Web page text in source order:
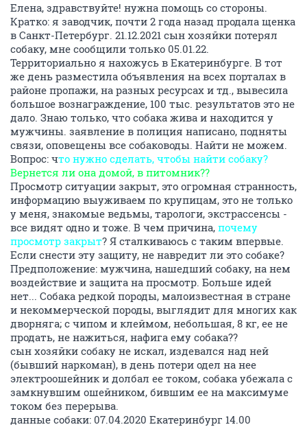
Елена, здравствуйте! нужна помощь со стороны.
Кратко: я заводчик, почти 2 года назад продала щенка
в Санкт-Петербург. 21.12.2021 сын хозяйки потерял
собаку, мне сообщили только 05.01.22.
Территориально я нахожусь в Екатеринбурге. В тот
же день разместила объявления на всех порталах в
районе пропажи, на разных ресурсах и тд., вывесила
большое вознаграждение, 100 тыс. результатов это не
дало. Знаю только, что собака жива и находится у
мужчины. заявление в полиция написано, подняты
связи, оповещены все собаководы. Найти не можем.
Вопрос: что нужно сделать, чтобы найти собаку?
Вернется ли она домой, в питомник??
Просмотр ситуации закрыт, это огромная странность,
информацию выуживаем по крупицам, это не только
у меня, знакомые ведьмы, тарологи, экстрассенсы -
все видят одно и тоже. В чем причина, почему
просмотр закрыт? Я сталкиваюсь с таким впервые.
Если снести эту защиту, не навредит ли это собаке?
Предположение: мужчина, нашедший собаку, на нем
воздействие и защита на просмотр. Больше идей
нет... Собака редкой породы, малоизвестная в стране
и некоммерческой породы, выглядит для многих как
дворняга; с чипом и клеймом, небольшая, 8 кг, ее не
продать, не нажиться, нафига ему собака??
сын хозяйки собаку не искал, издевался над ней
(бывший наркоман), в день потери одел на нее
электроошейник и долбал ее током, собака убежала с
замкнувшим ошейником, бившим ее на максимуме
током без перерыва.
данные собаки: 07.04.2020 Екатеринбург 14.00